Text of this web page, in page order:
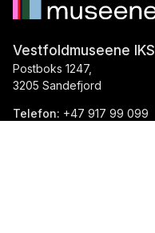
Vestfoldmuseene IKS
Postboks 1247,
3205 Sandefjord
Telefon: +47 917 99 099